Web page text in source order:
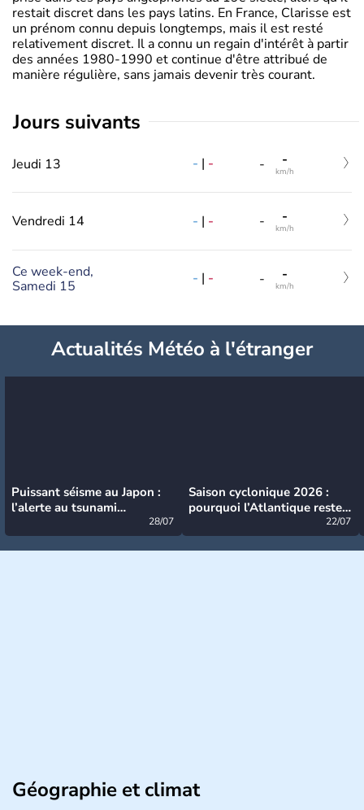
restait discret dans les pays latins. En France, Clarisse est
un prénom connu depuis longtemps, mais il est resté
relativement discret. Il a connu un regain d'intérêt à partir
des années 1980-1990 et continue d'être attribué de
manière régulière, sans jamais devenir très courant.
jours suivants
Jeudi 13 - | - - -
km/h
Vendredi 14 - | - - -
km/h
Ce week-end,
Samedi 15
- | - - -
km/h
Actualités Météo à l'étranger
Puissant séisme au Japon :
l’alerte au tsunami
28/07
Saison cyclonique 2026 :
pourquoi l’Atlantique reste
22/07
Géographie et climat